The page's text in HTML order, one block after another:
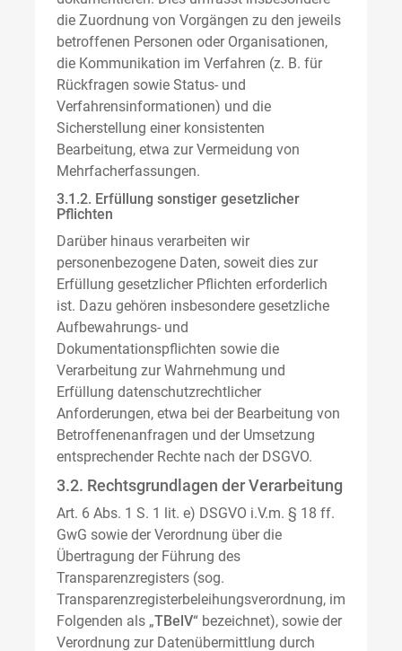
die Zuordnung von Vorgängen zu den jeweils
betroffenen Personen oder Organisationen,
die Kommunikation im Verfahren (z. B. für
Rückfragen sowie Status- und
Verfahrensinformationen) und die
Sicherstellung einer konsistenten
Bearbeitung, etwa zur Vermeidung von
Mehrfacherfassungen.
3.1.2. Erfüllung sonstiger gesetzlicher
Pflichten
Darüber hinaus verarbeiten wir
personenbezogene Daten, soweit dies zur
Erfüllung gesetzlicher Pflichten erforderlich
ist. Dazu gehören insbesondere gesetzliche
Aufbewahrungs- und
Dokumentationspflichten sowie die
Verarbeitung zur Wahrnehmung und
Erfüllung datenschutzrechtlicher
Anforderungen, etwa bei der Bearbeitung von
Betroffenenanfragen und der Umsetzung
entsprechender Rechte nach der DSGVO.
3.2. Rechtsgrundlagen der Verarbeitung
Art. 6 Abs. 1 S. 1 lit. e) DSGVO i.V.m. § 18 ff.
GwG sowie der Verordnung über die
Übertragung der Führung des
Transparenzregisters (sog.
Transparenzregisterbeleihungsverordnung, im
Folgenden als „TBelV“ bezeichnet), sowie der
Verordnung zur Datenübermittlung durch